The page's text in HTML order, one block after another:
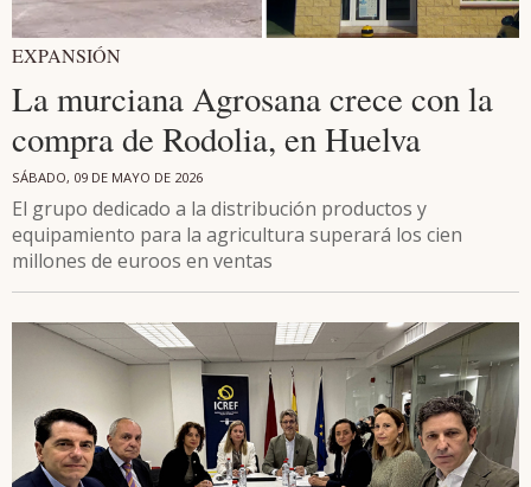
EXPANSIÓN
La murciana Agrosana crece con la
compra de Rodolia, en Huelva
SÁBADO, 09 DE MAYO DE 2026
El grupo dedicado a la distribución productos y
equipamiento para la agricultura superará los cien
millones de euroos en ventas